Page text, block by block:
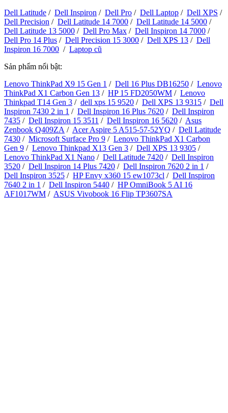
Dell Latitude / Dell Inspiron / Dell Pro / Dell Laptop / Dell XPS /
Dell Precision / Dell Latitude 14 7000 / Dell Latitude 14 5000 /
Dell Latitude 13 5000 / Dell Pro Max / Dell Inspiron 14 7000 /
Dell Pro 14 Plus / Dell Precision 15 3000 / Dell XPS 13 / Dell
Inspiron 16 7000 / Laptop cũ
Sản phẩm nổi bật:
Lenovo ThinkPad X9 15 Gen 1 / Dell 16 Plus DB16250 / Lenovo
ThinkPad X1 Carbon Gen 13 / HP 15 FD2050WM / Lenovo
Thinkpad T14 Gen 3 / dell xps 15 9520 / Dell XPS 13 9315 / Dell
Inspiron 7430 2 in 1 / Dell Inspiron 16 Plus 7620 / Dell Inspiron
7435 / Dell Inspiron 15 3511 / Dell Inspiron 16 5620 / Asus
Zenbook Q409ZA / Acer Aspire 5 A515-57-52YQ / Dell Latitude
7430 / Microsoft Surface Pro 9 / Lenovo ThinkPad X1 Carbon
Gen 9 / Lenovo Thinkpad X13 Gen 3 / Dell XPS 13 9305 /
Lenovo ThinkPad X1 Nano / Dell Latitude 7420 / Dell Inspiron
3520 / Dell Inspiron 14 Plus 7420 / Dell Inspiron 7620 2 in 1 /
Dell Inspiron 3525 / HP Envy x360 15 ew1073cl / Dell Inspiron
7640 2 in 1 / Dell Inspiron 5440 / HP OmniBook 5 AI 16
AF1017WM / ASUS Vivobook 16 Flip TP3607SA